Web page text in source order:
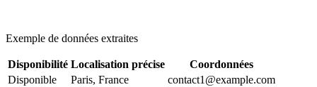
Exemple de données extraites
Disponibilité Localisation précise
Coordonnées
Disponible
Paris, France
contact1@example.com